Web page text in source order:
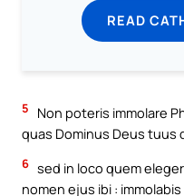
READ
5
Non poteris immolare
quas Dominus Deus tuus
6 sed in loco quem
nomen ejus ibi :